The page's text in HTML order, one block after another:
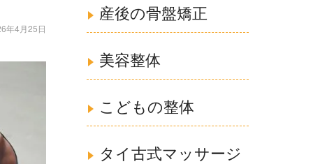
年4月25日
産後の骨盤矯正
美容整体
こどもの整体
タイ古式マッサージ